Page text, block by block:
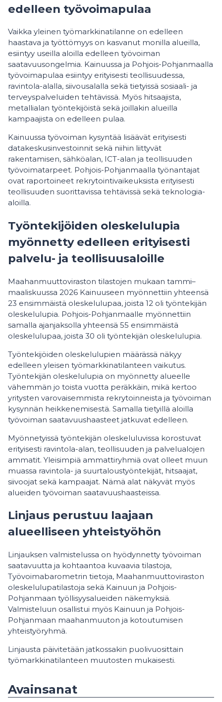
edelleen työvoimapulaa
Vaikka yleinen työmarkkinatilanne on edelleen
haastava ja työttömyys on kasvanut monilla alueilla,
esiintyy useilla aloilla edelleen työvoiman
saatavuusongelmia. Kainuussa ja Pohjois-Pohjanmaalla
työvoimapulaa esiintyy erityisesti teollisuudessa,
ravintola-alalla, siivousalalla sekä tietyissä sosiaali- ja
terveyspalveluiden tehtävissä. Myös hitsaajista,
metallialan työntekijöistä sekä joillakin alueilla
kampaajista on edelleen pulaa.
Kainuussa työvoiman kysyntää lisäävät erityisesti
datakeskusinvestoinnit sekä niihin liittyvät
rakentamisen, sähköalan, ICT-alan ja teollisuuden
työvoimatarpeet. Pohjois-Pohjanmaalla työnantajat
ovat raportoineet rekrytointivaikeuksista erityisesti
teollisuuden suorittavissa tehtävissä sekä teknologia-
aloilla.
Työntekijöiden oleskelulupia
myönnetty edelleen erityisesti
palvelu- ja teollisuusaloille
Maahanmuuttoviraston tilastojen mukaan tammi–
maaliskuussa 2026 Kainuuseen myönnettiin yhteensä
23 ensimmäistä oleskelulupaa, joista 12 oli työntekijän
oleskelulupia. Pohjois-Pohjanmaalle myönnettiin
samalla ajanjaksolla yhteensä 55 ensimmäistä
oleskelulupaa, joista 30 oli työntekijän oleskelulupia.
Työntekijöiden oleskelulupien määrässä näkyy
edelleen yleisen työmarkkinatilanteen vaikutus.
Työntekijän oleskelulupia on myönnetty alueelle
vähemmän jo toista vuotta peräkkäin, mikä kertoo
yritysten varovaisemmista rekrytoinneista ja työvoiman
kysynnän heikkenemisestä. Samalla tietyillä aloilla
työvoiman saatavuushaasteet jatkuvat edelleen.
Myönnetyissä työntekijän oleskeluluvissa korostuvat
erityisesti ravintola-alan, teollisuuden ja palvelualojen
ammatit. Yleisimpiä ammattiryhmiä ovat olleet muun
muassa ravintola- ja suurtaloustyöntekijät, hitsaajat,
siivoojat sekä kampaajat. Nämä alat näkyvät myös
alueiden työvoiman saatavuushaasteissa.
Linjaus perustuu laajaan
alueelliseen yhteistyöhön
Linjauksen valmistelussa on hyödynnetty työvoiman
saatavuutta ja kohtaantoa kuvaavia tilastoja,
Työvoimabarometrin tietoja, Maahanmuuttoviraston
oleskelulupatilastoja sekä Kainuun ja Pohjois-
Pohjanmaan työllisyysalueiden näkemyksiä.
Valmisteluun osallistui myös Kainuun ja Pohjois-
Pohjanmaan maahanmuuton ja kotoutumisen
yhteistyöryhmä.
Linjausta päivitetään jatkossakin puolivuosittain
työmarkkinatilanteen muutosten mukaisesti.
Avainsanat